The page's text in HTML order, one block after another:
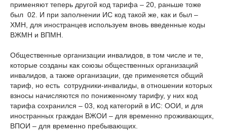
применяют теперь другой код тарифа – 20, раньше тоже
был 02. И при заполнении ИС код такой же, как и был –
ХМН, для иностранцев используем вновь введенные коды
ВЖМН и ВПМН.
Общественные организации инвалидов, в том числе и те,
которые созданы как союзы общественных организаций
инвалидов, а также организации, где применяется общий
тариф, но есть сотрудники-инвалиды, в отношении которых
взносы начисляются по пониженному тарифу, у них код
тарифа сохранился – 03, код категорий в ИС: ООИ, и для
иностранных граждан ВЖОИ – для временно проживающих,
ВПОИ – для временно пребывающих.